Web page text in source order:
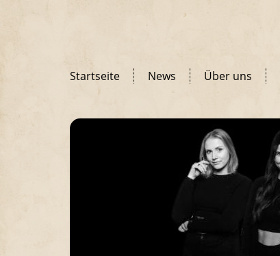
Startseite News Über uns